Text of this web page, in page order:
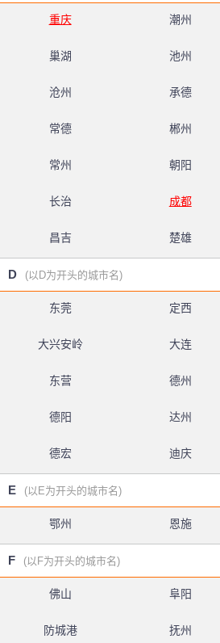
重庆 潮州
巢湖 池州
沧州 承德
常德 郴州
常州 朝阳
长治 成都
昌吉 楚雄
D (以D为开头的城市名)
东莞 定西
大兴安岭 大连
东营 德州
德阳 达州
德宏 迪庆
E (以E为开头的城市名)
鄂州 恩施
F (以F为开头的城市名)
佛山 阜阳
防城港 抚州